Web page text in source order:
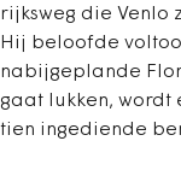
rijksweg die Venlo
Hij beloofde
nabijgeplande
gaat lukken,
tien ingediende